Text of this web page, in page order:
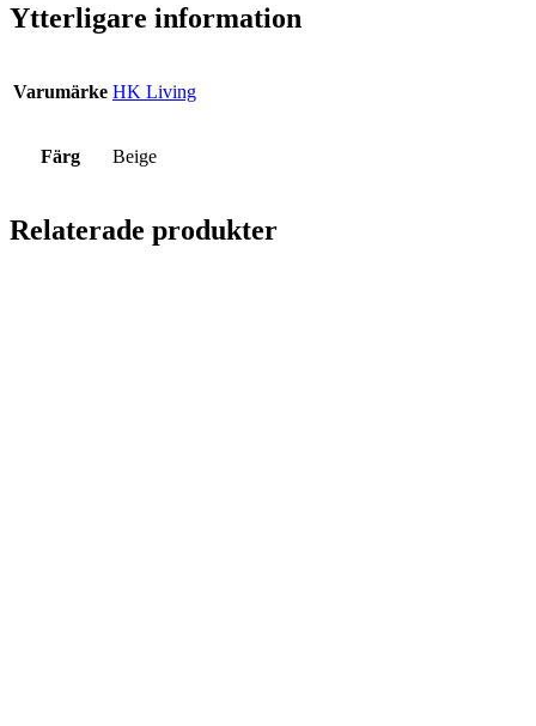
Ytterligare information
Varumärke HK Living
Färg Beige
Relaterade produkter